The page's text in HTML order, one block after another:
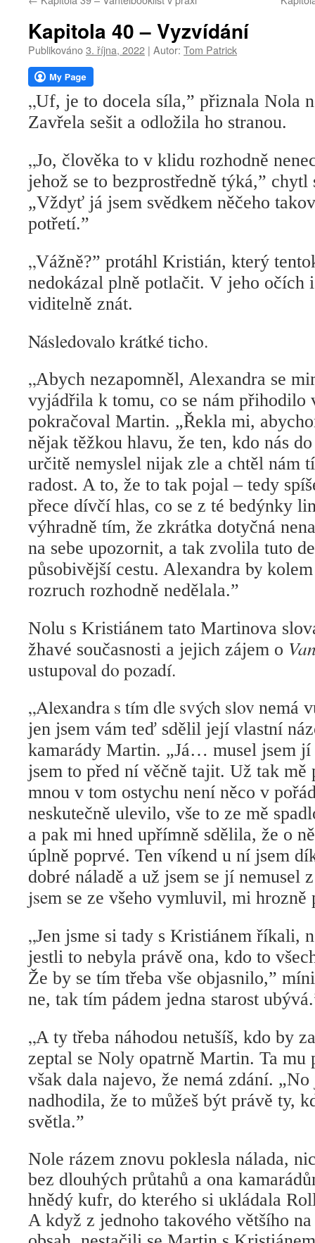
webu
Kapitola 40 – Vyzvídání
Publikováno3. října, 2022 | Autor: Tom Patrick
„Uf, je to docela síla,” přiznala Nola
Zavřela sešit a odložila ho stranou.
„Jo, člověka to v klidu rozhodně
jehož se to bezprostředně týká,”
„Vždyť já jsem svědkem něčeho
potřetí.”
„Vážně?” protáhl Kristián, který
nedokázal plně potlačit. V jeho očích
viditelně znát.
Následovalo krátké ticho.
„Abych nezapomněl, Alexandra se
vyjádřila k tomu, co se nám přihodilo
pokračoval Martin. „Řekla mi,
nějak těžkou hlavu, že ten, kdo nás
určitě nemyslel nijak zle a chtěl nám
radost. A to, že to tak pojal – tedy
přece dívčí hlas, co se z té bedýnky
výhradně tím, že zkrátka dotyčná
na sebe upozornit, a tak zvolila tuto
působivější cestu. Alexandra by
rozruch rozhodně nedělala.”
Nolu s Kristiánem tato Martinova
žhavé současnosti a jejich zájem o
ustupoval do pozadí.
„Alexandra s tím dle svých slov nemá
jen jsem vám teď sdělil její vlastní
kamarády Martin. „Já… musel jsem
jsem to před ní věčně tajit. Už tak mě
mnou v tom ostychu není něco v
neskutečně ulevilo, vše to ze mě
a pak mi hned upřímně sdělila, že o
úplně poprvé. Ten víkend u ní jsem
dobré náladě a už jsem se jí nemusel
jsem se ze všeho vymluvil, mi hrozně
„Jen jsme si tady s Kristiánem říkali,
jestli to nebyla právě ona, kdo to
Že by se tím třeba vše objasnilo,”
ne, tak tím pádem jedna starost
„A ty třeba náhodou netušíš, kdo by
zeptal se Noly opatrně Martin. Ta mu
však dala najevo, že nemá zdání.
nadhodila, že to můžeš být právě ty,
světla.”
Nole rázem znovu poklesla nálada,
bez dlouhých průtahů a ona
hnědý kufr, do kterého si ukládala
A když z jednoho takového většího